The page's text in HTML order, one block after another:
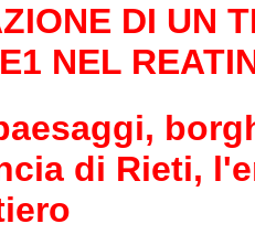
DI UN
NEL
di Rieti,